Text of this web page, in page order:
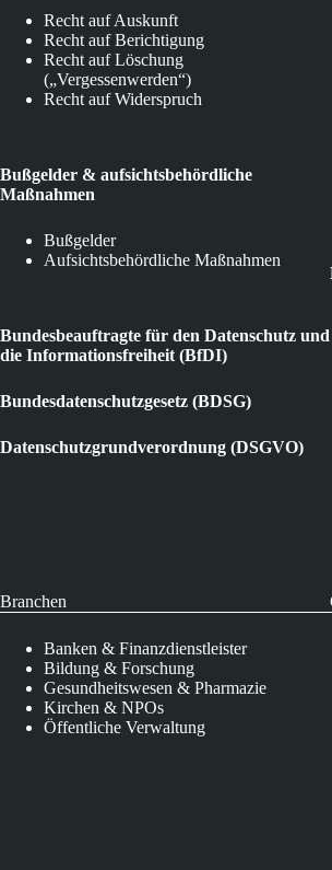
Recht auf Auskunft
Recht auf Berichtigung
Recht auf Löschung
(„Vergessenwerden“)
Recht auf Widerspruch
Bußgelder & aufsichtsbehördliche
Maßnahmen
Bußgelder
Aufsichtsbehördliche Maßnahmen
Bundesbeauftragte für den Datenschutz und
die Informationsfreiheit (BfDI)
Bundesdatenschutzgesetz (BDSG)
Datenschutzgrundverordnung (DSGVO)
Branchen
Banken & Finanzdienstleister
Bildung & Forschung
Gesundheitswesen & Pharmazie
Kirchen & NPOs
Öffentliche Verwaltung